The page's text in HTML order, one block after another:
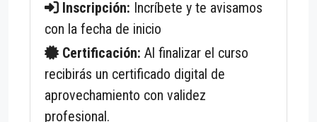
Inscripción: Incríbete y te avisamos
con la fecha de inicio
Certificación: Al finalizar el curso
recibirás un certificado digital de
aprovechamiento con validez
profesional.